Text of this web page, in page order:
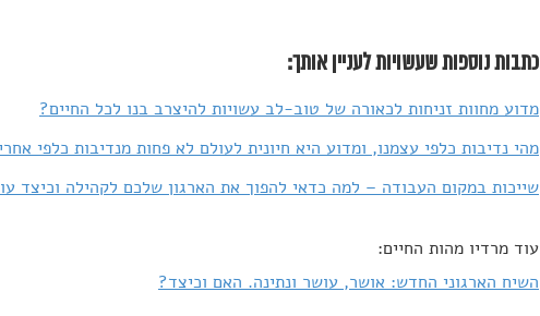
כתבות נוספות שעשויות לעניין אותך:
מדוע מחוות זניחות לכאורה של טוב-לב עשויות להיצרב בנו לכל החיים?
מהי נדיבות כלפי עצמנו, ומדוע היא חיונית לעולם לא פחות מנדיבות כלפי
שייכות במקום העבודה – למה כדאי להפוך את הארגון שלכם לקהילה וכיצד
עוד מרדיו מהות החיים:
השיח הארגוני החדש: אושר, עושר ונתינה. האם וכיצד?